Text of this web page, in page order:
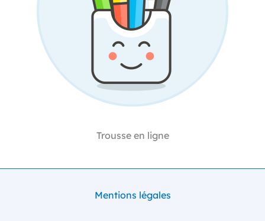
Trousse en ligne
Mentions légales